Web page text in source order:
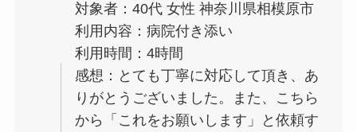
対象者：40代 女性 神奈川県相模原市
利用内容：病院付き添い
利用時間：4時間
感想：とても丁寧に対応して頂き、あ
りがとうございました。また、こちら
から「これをお願いします」と依頼す